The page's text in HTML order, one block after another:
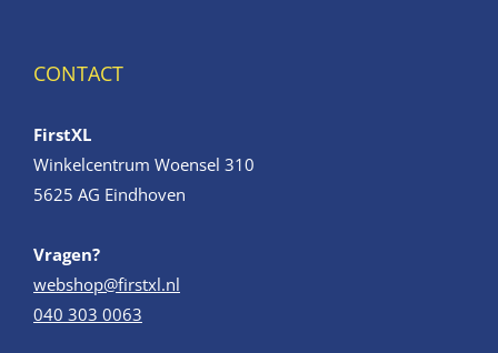
CONTACT
FirstXL
Winkelcentrum Woensel 310
5625 AG Eindhoven
Vragen?
webshop@firstxl.nl
040 303 0063